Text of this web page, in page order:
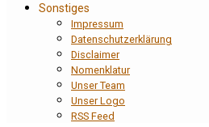
Sonstiges
Impressum
Datenschutzerklärung
Disclaimer
Nomenklatur
Unser Team
Unser Logo
RSS Feed